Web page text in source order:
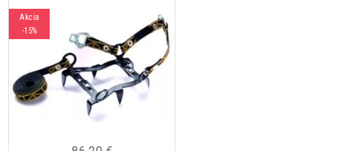
Akcia
-15%